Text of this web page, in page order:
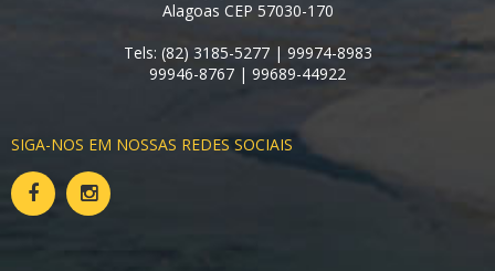
Alagoas CEP 57030-170
Tels: (82) 3185-5277 | 99974-8983
99946-8767 | 99689-44922
SIGA-NOS EM NOSSAS REDES SOCIAIS